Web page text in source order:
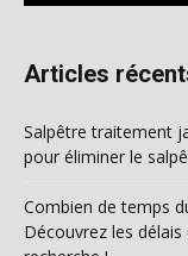
Articles
Salpêtre traitement
pour éliminer le
Combien de temps
Découvrez les